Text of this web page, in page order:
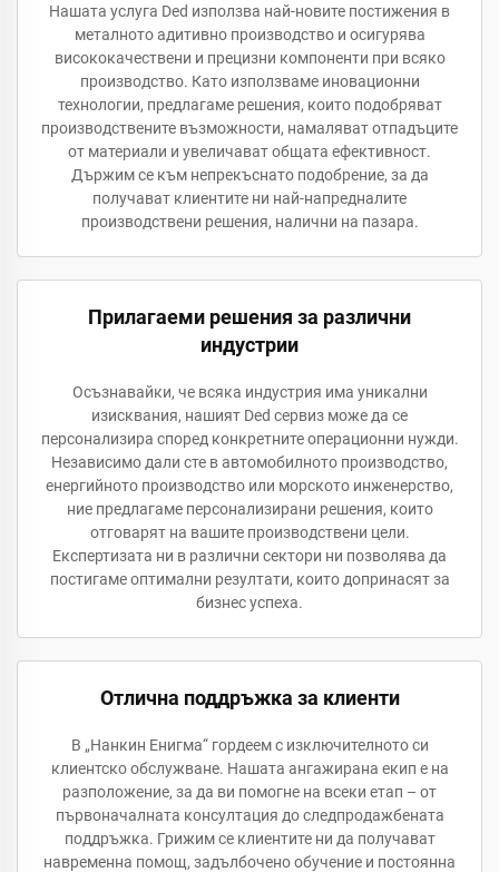
Нашата услуга Ded използва най-новите постижения в
металното адитивно производство и осигурява
висококачествени и прецизни компоненти при всяко
производство. Като използваме иновационни
технологии, предлагаме решения, които подобряват
производствените възможности, намаляват отпадъците
от материали и увеличават общата ефективност.
Държим се към непрекъснато подобрение, за да
получават клиентите ни най-напредналите
производствени решения, налични на пазара.
Прилагаеми решения за различни
индустрии
Осъзнавайки, че всяка индустрия има уникални
изисквания, нашият Ded сервиз може да се
персонализира според конкретните операционни нужди.
Независимо дали сте в автомобилното производство,
енергийното производство или морското инженерство,
ние предлагаме персонализирани решения, които
отговарят на вашите производствени цели.
Експертизата ни в различни сектори ни позволява да
постигаме оптимални резултати, които допринасят за
бизнес успеха.
Отлична поддръжка за клиенти
В „Нанкин Енигма“ гордеем с изключителното си
клиентско обслужване. Нашата ангажирана екип е на
разположение, за да ви помогне на всеки етап – от
първоначалната консултация до следпродажбената
поддръжка. Грижим се клиентите ни да получават
навременна помощ, задълбочено обучение и постоянна